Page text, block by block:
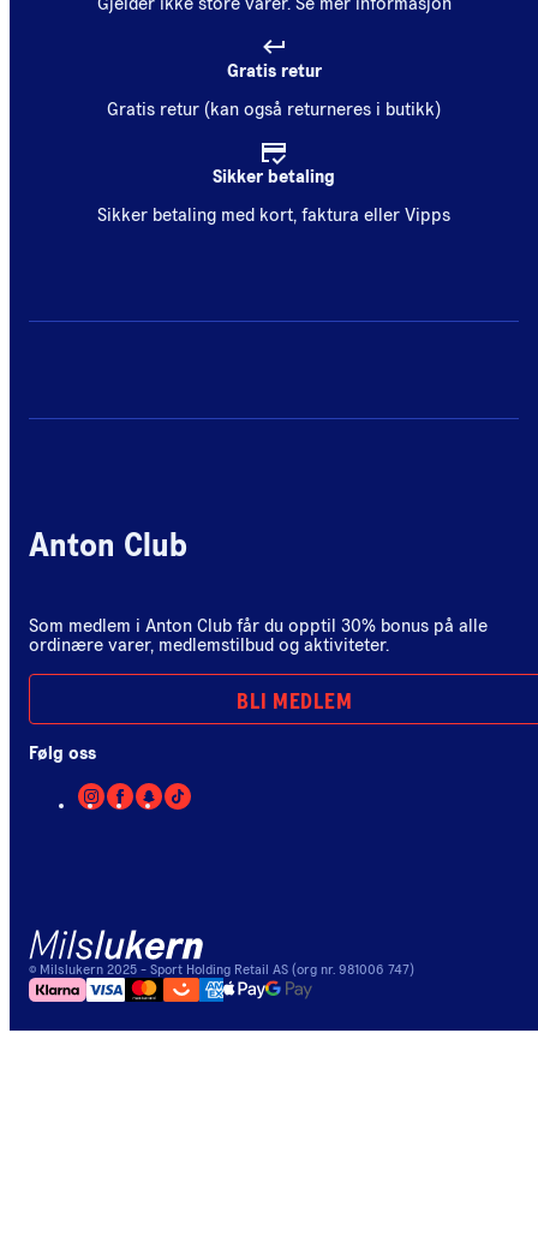
Gratis retur
Gratis retur (kan også returneres i butikk)
Sikker betaling
Sikker betaling med kort, faktura eller Vipps
Anton Club
Som medlem i Anton Club får du opptil 30% bonus på alle
ordinære varer, medlemstilbud og aktiviteter.
BLI MEDLEM
Følg oss
© Milslukern 2025 - Sport Holding Retail AS (org nr. 981006 747)